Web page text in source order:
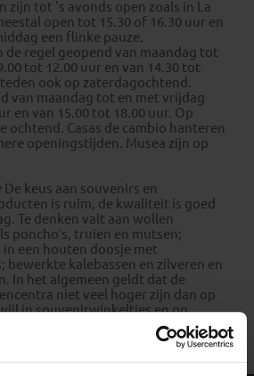
zijn tot 's avonds open zoals in La
open tot 15.30 of 16.30 uur en
een flinke pauze.
de regel geopend van maandag tot
tot 12.00 uur en van 14.30 tot
ook op zaterdagochtend.
van maandag tot en met vrijdag
en van 15.00 tot 18.00 uur. Op
ochtend. Casas de cambio hanteren
openingstijden. Musea zijn op
De keus aan souvenirs en
is ruim, de kwaliteit is goed
Te denken valt aan wollen
poncho’s, truien en mutsen;
een houten doosje met
bewerkte kalebassen en zilveren en
In het algemeen geldt dat de
niet veel hoger zijn dan op
in souvenirwinkeltjes en op
winkels vaste prijzen.